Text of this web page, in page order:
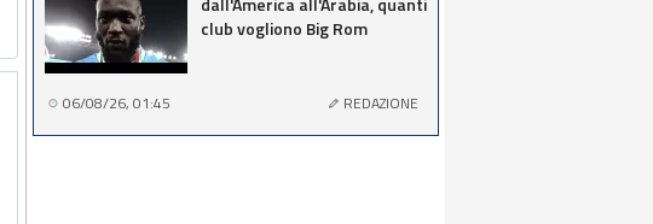
club vogliono Big Rom
06/08/26, 01:45 REDAZIONE